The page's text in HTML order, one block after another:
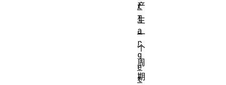
产
生
一
个
周
期
t
T
a
r
g
e
t